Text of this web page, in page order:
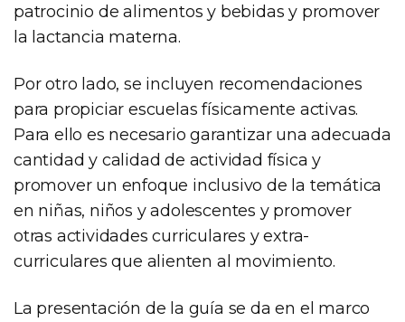
patrocinio de alimentos y bebidas y promover
la lactancia materna.
Por otro lado, se incluyen recomendaciones
para propiciar escuelas físicamente activas.
Para ello es necesario garantizar una adecuada
cantidad y calidad de actividad física y
promover un enfoque inclusivo de la temática
en niñas, niños y adolescentes y promover
otras actividades curriculares y extra-
curriculares que alienten al movimiento.
La presentación de la guía se da en el marco